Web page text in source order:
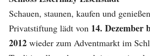
Schauen, staunen, kaufen und
Privatstiftung lädt von 14. Dezember
2012wieder zum Adventmarkt im